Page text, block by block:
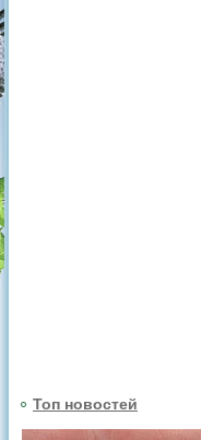
Топ новостей